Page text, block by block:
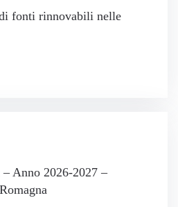
fonti rinnovabili nelle
Anno 2026-2027 –